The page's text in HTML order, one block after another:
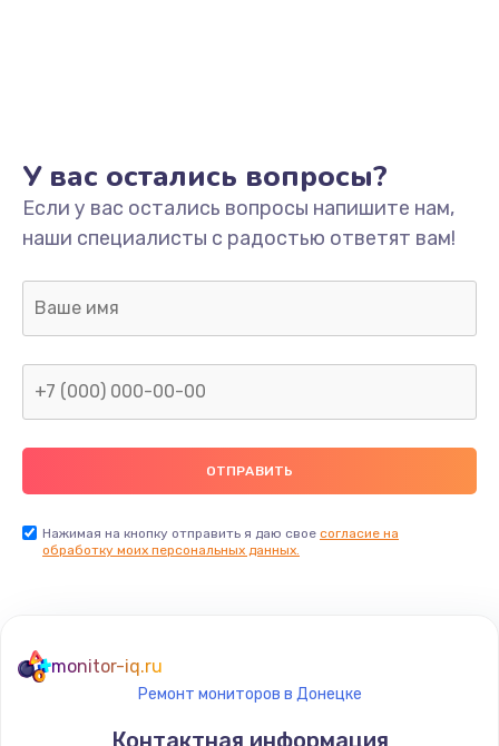
Ремонт кнопки
550 руб.
Заказать
370 руб.
Заказать
Замена датчиков
580 руб.
Заказать
Комплексная чистка
Замена дисплея (экрана)
У вас остались вопросы?
Если у вас остались вопросы напишите нам,
наши специалисты с радостью ответят вам!
Нажимая на кнопку отправить я даю свое согласие на
обработку моих персональных данных.
monitor-iq.ru
Ремонт мониторов в Донецке
Контактная информация